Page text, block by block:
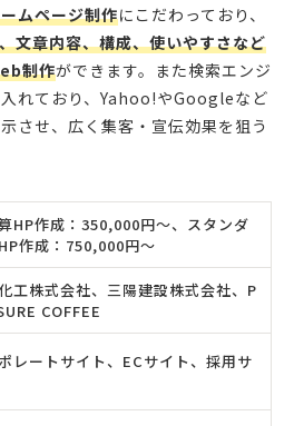
ムページ制作にこだわっており、
文章内容、構成、使いやすさなど
制作ができます。また検索エンジ
れており、Yahoo!やGoogleなど
させ、広く集客・宣伝効果を狙う
HP作成：350,000円〜、スタンダ
作成：750,000円〜
工株式会社、三陽建設株式会社、P
COFFEE
レートサイト、ECサイト、採用サ